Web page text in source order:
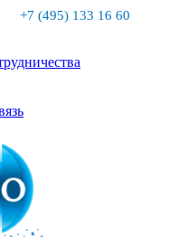
+7 (495) 133 16 60